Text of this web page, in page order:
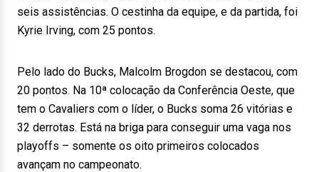
seis assistências. O cestinha da equipe, e da partida, foi
Kyrie Irving, com 25 pontos.
Pelo lado do Bucks, Malcolm Brogdon se destacou, com
20 pontos. Na 10ª colocação da Conferência Oeste, que
tem o Cavaliers com o líder, o Bucks soma 26 vitórias e
32 derrotas. Está na briga para conseguir uma vaga nos
playoffs – somente os oito primeiros colocados
avançam no campeonato.